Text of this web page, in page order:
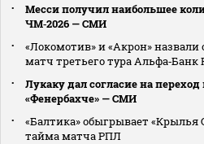
Месси получил наибольшее
ЧМ‑2026 — СМИ
«Локомотив» и «Акрон» назвали
матч третьего тура Альфа‑Банк
Лукаку дал согласие на переход
«Фенербахче» — СМИ
«Балтика» обыгрывает «Крылья
тайма матча РПЛ